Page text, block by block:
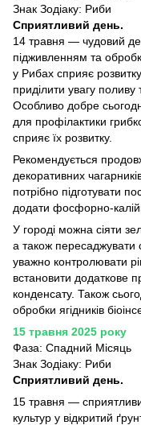
Знак Зодіаку: Риби
Сприятливий день.
14 травня — чудовий
підживленням та
у Рибах сприяє
приділити увагу поливу
Особливо добре
для профілактики
сприяє їх розвитку.
Рекомендується
декоративних
потрібно підготувати
додати фосфорно-
У городі можна сіяти
а також пересаджувати
уважно контролювати
встановити додаткове
конденсату. Також
обробки ягідників
15 травня 2025 року
Фаза: Спадний Місяць
Знак Зодіаку: Риби
Сприятливий день.
15 травня —
культур у відкритий